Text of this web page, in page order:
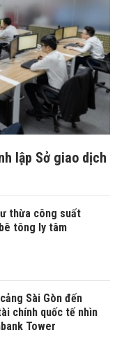
lập Sở giao dịch
thừa công suất
tông ly tâm
Sài Gòn đến
chính quốc tế nhìn
Tower